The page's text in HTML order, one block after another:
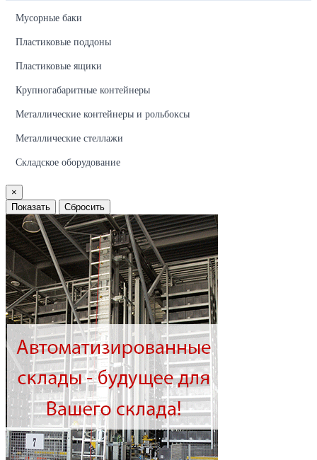
Мусорные баки
Пластиковые поддоны
Пластиковые ящики
Крупногабаритные контейнеры
Металлические контейнеры и рольбоксы
Металлические стеллажи
Складское оборудование
×
Показать
Сбросить